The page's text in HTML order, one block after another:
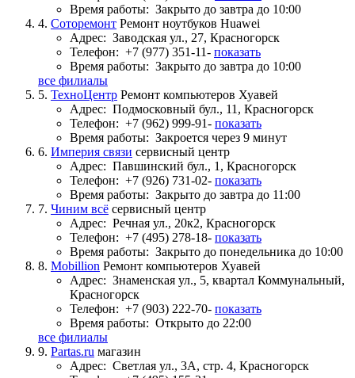
Время работы: Закрыто до завтра до 10:00
4. Соторемонт Ремонт ноутбуков Huawei
Адрес: Заводская ул., 27, Красногорск
Телефон: +7 (977) 351-11- показать
Время работы: Закрыто до завтра до 10:00
все филиалы
5. ТехноЦентр Ремонт компьютеров Хуавей
Адрес: Подмосковный бул., 11, Красногорск
Телефон: +7 (962) 999-91- показать
Время работы: Закроется через 9 минут
6. Империя связи сервисный центр
Адрес: Павшинский бул., 1, Красногорск
Телефон: +7 (926) 731-02- показать
Время работы: Закрыто до завтра до 11:00
7. Чиним всё сервисный центр
Адрес: Речная ул., 20к2, Красногорск
Телефон: +7 (495) 278-18- показать
Время работы: Закрыто до понедельника до 10:00
8. Mobillion Ремонт компьютеров Хуавей
Адрес: Знаменская ул., 5, квартал Коммунальный,
Красногорск
Телефон: +7 (903) 222-70- показать
Время работы: Открыто до 22:00
все филиалы
9. Partas.ru магазин
Адрес: Светлая ул., 3А, стр. 4, Красногорск